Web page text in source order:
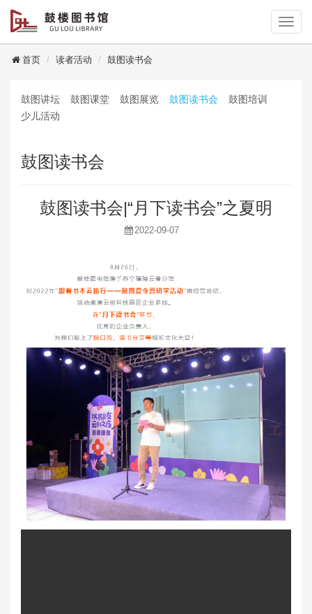
读者登录
首页 读者活动 鼓图读书会
鼓图讲坛 鼓图课堂 鼓图展览 鼓图读书会
鼓图培训
少儿活动
鼓图读书会
鼓图读书会|“月下读书会”之夏明
2022-09-07